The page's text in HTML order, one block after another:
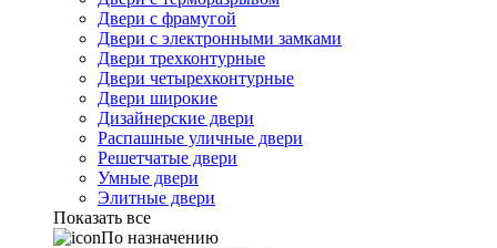
Двери с фрамугой
Двери с электронными замками
Двери трехконтурные
Двери четырехконтурные
Двери широкие
Дизайнерские двери
Распашные уличные двери
Решетчатые двери
Умные двери
Элитные двери
Показать все
По назначению